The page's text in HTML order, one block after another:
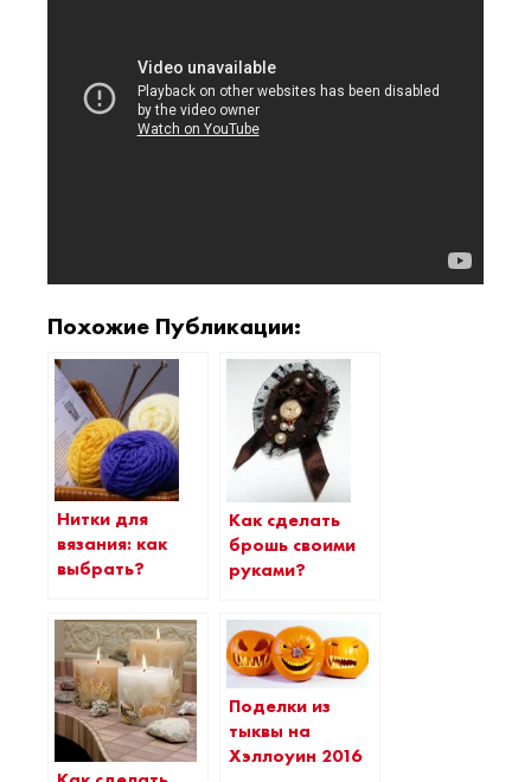
Похожие Публикации:
Нитки для
вязания: как
выбрать?
Как сделать
брошь своими
руками?
Поделки из
тыквы на
Хэллоуин 2016